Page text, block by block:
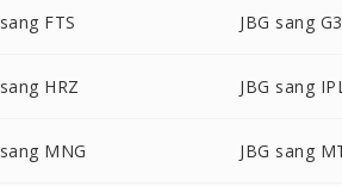
FTS JBG sang G3
HRZ JBG sang
MNG JBG sang